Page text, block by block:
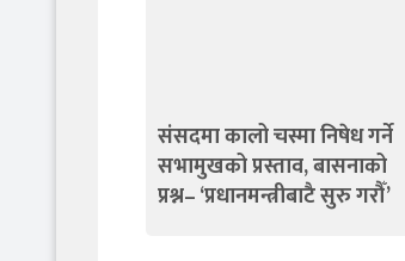
संसदमा कालो चस्मा निषेध गर्ने
सभामुखको प्रस्ताव, बासनाको
प्रश्न– ‘प्रधानमन्त्रीबाटै सुरु गरौँ’